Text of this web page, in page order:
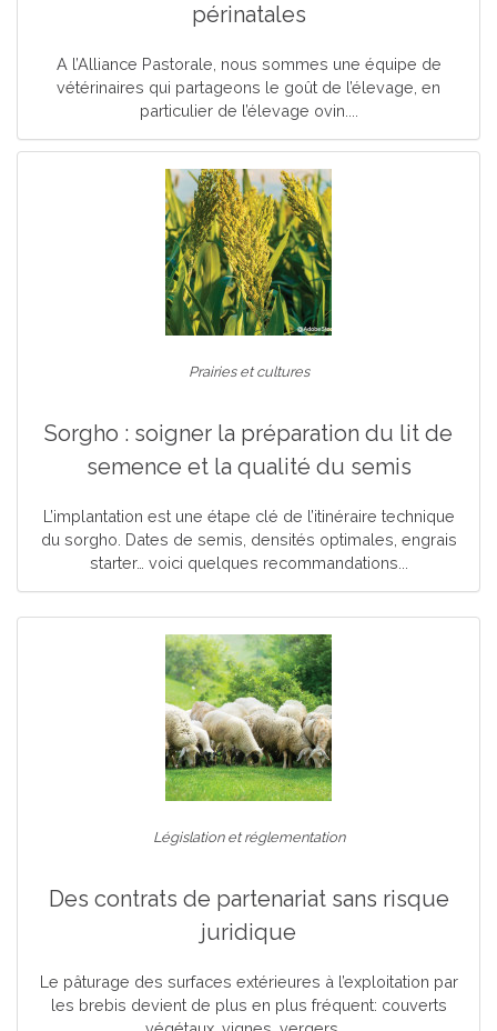
périnatales
A l’Alliance Pastorale, nous sommes une équipe de
vétérinaires qui partageons le goût de l’élevage, en
particulier de l’élevage ovin....
Prairies et cultures
Sorgho : soigner la préparation du lit de
semence et la qualité du semis
L’implantation est une étape clé de l’itinéraire technique
du sorgho. Dates de semis, densités optimales, engrais
starter… voici quelques recommandations...
Législation et réglementation
Des contrats de partenariat sans risque
juridique
Le pâturage des surfaces extérieures à l’exploitation par
les brebis devient de plus en plus fréquent: couverts